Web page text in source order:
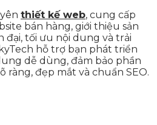
thiết kế web, cung cấp
bán hàng, giới thiệu sản
đại, tối ưu nội dung và trải
hỗ trợ bạn phát triển
dễ dùng, đảm bảo phần
ràng, đẹp mắt và chuẩn SEO.